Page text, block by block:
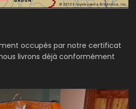
occupés par notre certificat
livrons déjà conformément